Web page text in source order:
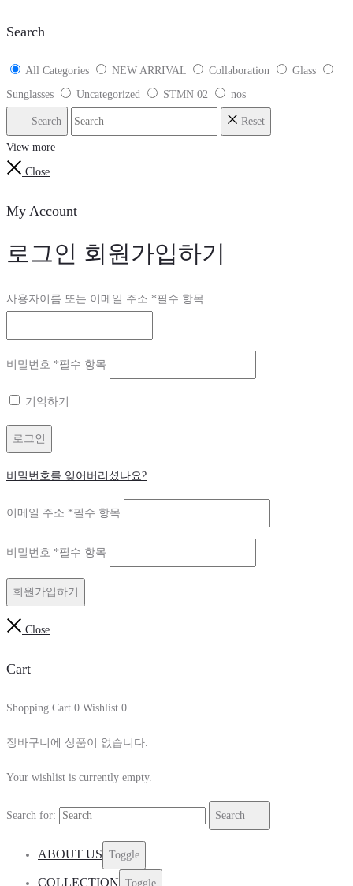
Search
All Categories NEW ARRIVAL Collaboration
Glass
Sunglasses
Uncategorized STMN 02 nos
Search Reset
View more
Close
My Account
로그인 회원가입하기
사용자이름 또는 이메일 주소 *필수 항목
비밀번호 *필수 항목
기억하기
로그인
비밀번호를 잊어버리셨나요?
이메일 주소 *필수 항목
비밀번호 *필수 항목
회원가입하기
Close
Cart
Shopping Cart 0 Wishlist 0
장바구니에 상품이 없습니다.
Your wishlist is currently empty.
Search for: Search
ABOUT US Toggle
COLLECTION Toggle